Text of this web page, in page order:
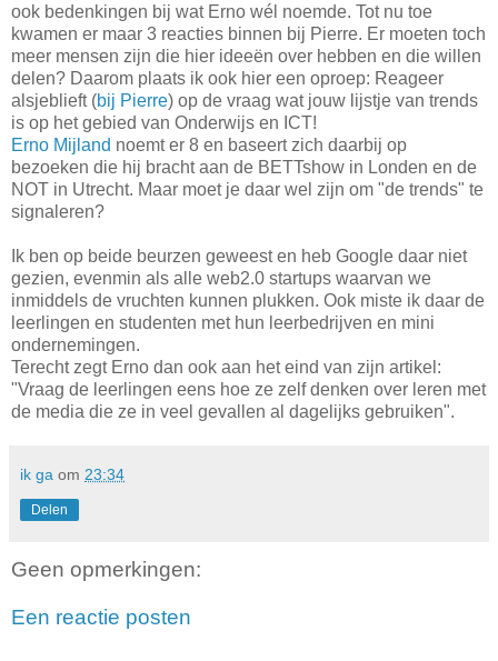
ook bedenkingen bij wat Erno wél noemde. Tot nu toe
kwamen er maar 3 reacties binnen bij Pierre. Er moeten toch
meer mensen zijn die hier ideeën over hebben en die willen
delen? Daarom plaats ik ook hier een oproep: Reageer
alsjeblieft (bij Pierre) op de vraag wat jouw lijstje van trends
is op het gebied van Onderwijs en ICT!
Erno Mijland noemt er 8 en baseert zich daarbij op
bezoeken die hij bracht aan de BETTshow in Londen en de
NOT in Utrecht. Maar moet je daar wel zijn om "de trends" te
signaleren?
Ik ben op beide beurzen geweest en heb Google daar niet
gezien, evenmin als alle web2.0 startups waarvan we
inmiddels de vruchten kunnen plukken. Ook miste ik daar de
leerlingen en studenten met hun leerbedrijven en mini
ondernemingen.
Terecht zegt Erno dan ook aan het eind van zijn artikel:
"Vraag de leerlingen eens hoe ze zelf denken over leren met
de media die ze in veel gevallen al dagelijks gebruiken".
ik ga om 23:34
Delen
Geen opmerkingen:
Een reactie posten